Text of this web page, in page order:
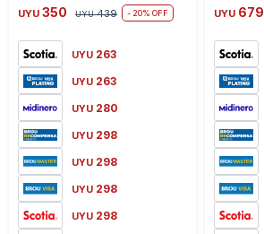
UYU 350 UYU 439 20
UYU 263
UYU 263
UYU 280
UYU 298
UYU 298
UYU 298
UYU 298
UYU 679